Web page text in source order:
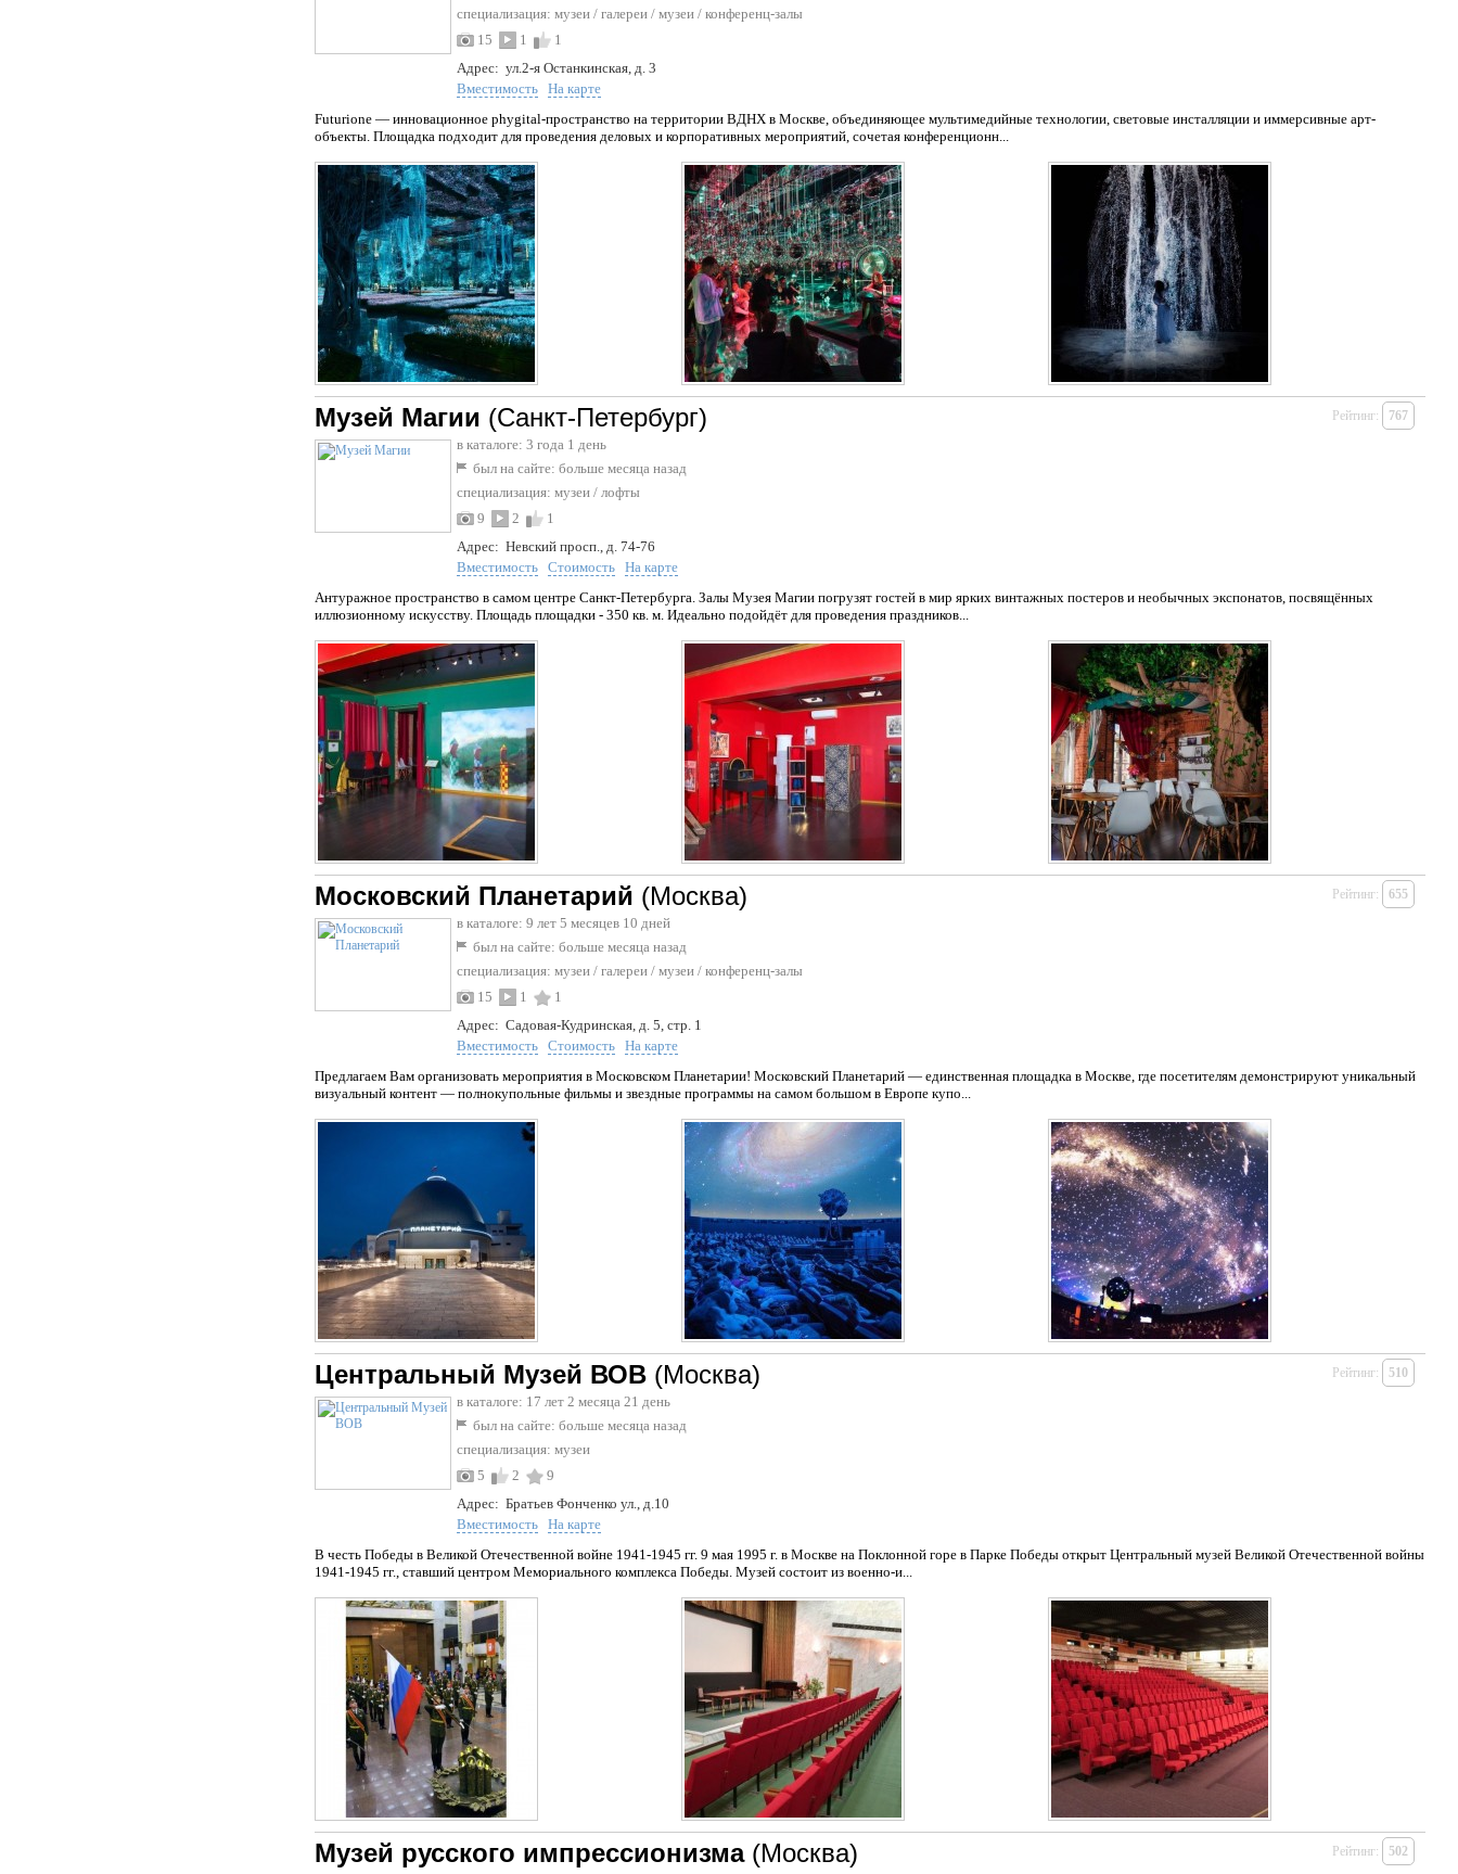
специализация: музеи / галереи / музеи / конференц-залы
15
1
1
Адрес: ул.2-я Останкинская, д. 3
Вместимость На карте
Futurione — инновационное phygital-пространство на территории ВДНХ в Москве, объединяющее мультимедийные технологии, световые инсталляции и иммерсивные арт-
объекты. Площадка подходит для проведения деловых и корпоративных мероприятий, сочетая конференционн...
Музей Магии (Санкт-Петербург)
в каталоге: 3 года 1 день
был на сайте: больше месяца назад
специализация: музеи / лофты
9
2
1
Адрес: Невский просп., д. 74-76
Вместимость Стоимость На карте
Антуражное пространство в самом центре Санкт-Петербурга. Залы Музея Магии погрузят гостей в мир ярких винтажных постеров и необычных экспонатов, посвящённых
иллюзионному искусству. Площадь площадки - 350 кв. м. Идеально подойдёт для проведения праздников...
Рейтинг: 767
Московский Планетарий (Москва)
в каталоге: 9 лет 5 месяцев 10 дней
был на сайте: больше месяца назад
специализация: музеи / галереи / музеи / конференц-залы
15
1
1
Адрес: Садовая-Кудринская, д. 5, стр. 1
Вместимость Стоимость На карте
Предлагаем Вам организовать мероприятия в Московском Планетарии! Московский Планетарий — единственная площадка в Москве, где посетителям демонстрируют уникальный
визуальный контент — полнокупольные фильмы и звездные программы на самом большом в Европе купо...
Рейтинг: 655
Центральный Музей ВОВ (Москва)
в каталоге: 17 лет 2 месяца 21 день
был на сайте: больше месяца назад
специализация: музеи
5
2
9
Адрес: Братьев Фонченко ул., д.10
Вместимость На карте
В честь Победы в Великой Отечественной войне 1941-1945 гг. 9 мая 1995 г. в Москве на Поклонной горе в Парке Победы открыт Центральный музей Великой Отечественной войны
1941-1945 гг., ставший центром Мемориального комплекса Победы. Музей состоит из военно-и...
Рейтинг: 510
Музей русского импрессионизма (Москва) Рейтинг: 502